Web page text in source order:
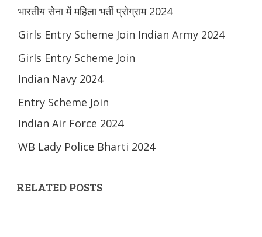
भारतीय सेना में महिला भर्ती प्रोग्राम 2024
Girls Entry Scheme Join Indian Army 2024
Girls Entry Scheme Join
Indian Navy 2024
Entry Scheme Join
Indian Air Force 2024
WB Lady Police Bharti 2024
RELATED POSTS